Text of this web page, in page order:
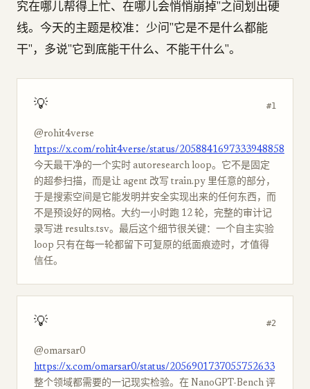
究在哪儿帮得上忙、在哪儿会悄悄崩掉"之间划出硬
线。今天的主题是校准：少问"它是不是什么都能
干"，多说"它到底能干什么、不能干什么"。
💡 #1
@rohit4verse
https://x.com/rohit4verse/status/2058841697333948858
今天最干净的一个实时 autoresearch loop。它不是固定
的超参扫描，而是让 agent 改写 train.py 里任意的部分，
于是搜索空间是它能发明并安全实现出来的任何东西，而
不是预设好的网格。大约一小时跑 12 轮，完整的审计记
录写进 results.tsv。最后这个细节很关键：一个自主实验
loop 只有在每一轮都留下可复原的纸面痕迹时，才值得
信任。
💡 #2
@omarsar0
https://x.com/omarsar0/status/2056901737055752633
整个领域都需要的一记现实检验。在 NanoGPT-Bench 评